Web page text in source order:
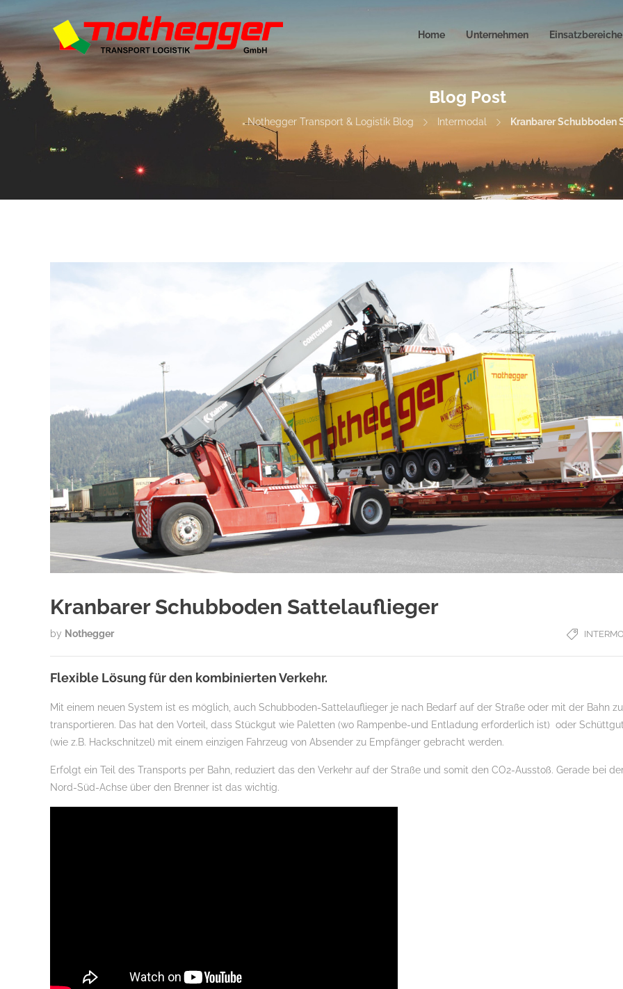
Home Unternehmen Einsatzbereiche
Blog Post
Nothegger Transport & Logistik Blog Intermodal Kranbarer Schubboden
Kranbarer Schubboden Sattelauflieger
by Nothegger
Flexible Lösung für den kombinierten Verkehr.
Mit einem neuen System ist es möglich, auch Schubboden-Sattelauflieger je nach Bedarf auf der Straße oder mit der Bahn zu
transportieren. Das hat den Vorteil, dass Stückgut wie Paletten (wo Rampenbe-und Entladung erforderlich ist) oder
(wie z.B. Hackschnitzel) mit einem einzigen Fahrzeug von Absender zu Empfänger gebracht werden.
Erfolgt ein Teil des Transports per Bahn, reduziert das den Verkehr auf der Straße und somit den CO2-Ausstoß. Gerade bei
Nord-Süd-Achse über den Brenner ist das wichtig.